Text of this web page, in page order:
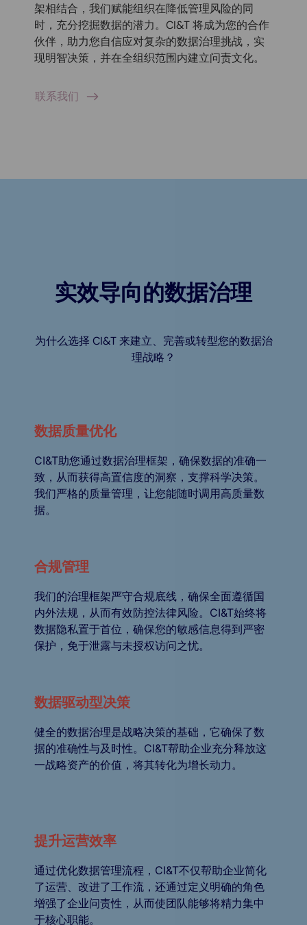
架相结合，我们赋能组织在降低管理风险的同
时，充分挖掘数据的潜力。CI&T 将成为您的合作
伙伴，助力您自信应对复杂的数据治理挑战，实
现明智决策，并在全组织范围内建立问责文化。
联系我们
实效导向的数据治理
为什么选择 CI&T 来建立、完善或转型您的数据治
理战略？
数据质量优化
CI&T助您通过数据治理框架，确保数据的准确一
致，从而获得高置信度的洞察，支撑科学决策。
我们严格的质量管理，让您能随时调用高质量数
据。
合规管理
我们的治理框架严守合规底线，确保全面遵循国
内外法规，从而有效防控法律风险。CI&T始终将
数据隐私置于首位，确保您的敏感信息得到严密
保护，免于泄露与未授权访问之忧。
数据驱动型决策
健全的数据治理是战略决策的基础，它确保了数
据的准确性与及时性。CI&T帮助企业充分释放这
一战略资产的价值，将其转化为增长动力。
提升运营效率
通过优化数据管理流程，CI&T不仅帮助企业简化
了运营、改进了工作流，还通过定义明确的角色
增强了企业问责性，从而使团队能够将精力集中
于核心职能。